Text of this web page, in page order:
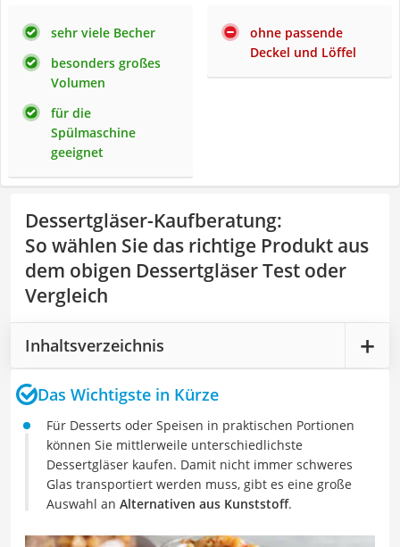
sehr viele Becher
besonders großes
Volumen
für die
Spülmaschine
geeignet
ohne passende
Deckel und Löffel
Dessertgläser-Kaufberatung:
So wählen Sie das richtige Produkt aus
dem obigen Dessertgläser Test oder
Vergleich
Inhaltsverzeichnis
Das Wichtigste in Kürze
Für Desserts oder Speisen in praktischen Portionen
können Sie mittlerweile unterschiedlichste
Dessertgläser kaufen. Damit nicht immer schweres
Glas transportiert werden muss, gibt es eine große
Auswahl an Alternativen aus Kunststoff.